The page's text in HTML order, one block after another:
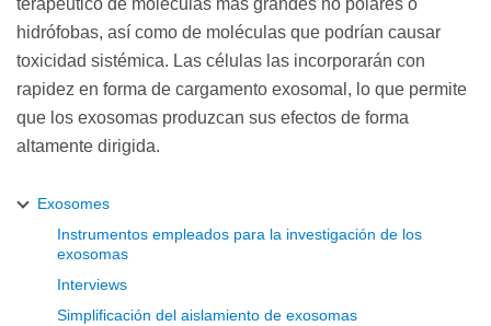
terapéutico de moléculas más grandes no polares o
hidrófobas, así como de moléculas que podrían causar
toxicidad sistémica. Las células las incorporarán con
rapidez en forma de cargamento exosomal, lo que permite
que los exosomas produzcan sus efectos de forma
altamente dirigida.
Exosomes
Instrumentos empleados para la investigación de los
exosomas
Interviews
Simplificación del aislamiento de exosomas